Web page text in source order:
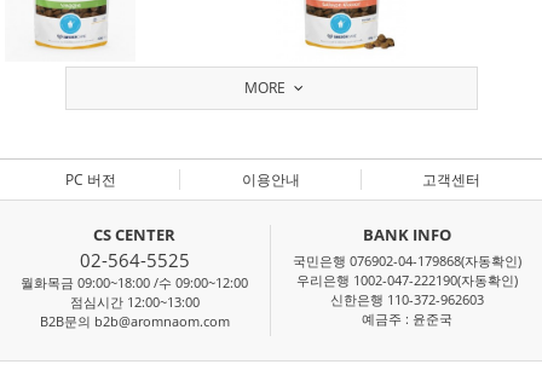
MORE
PC 버전 이용안내 고객센터
CS CENTER
02-564-5525
월화목금 09:00~18:00 /수 09:00~12:00
점심시간 12:00~13:00
B2B문의 b2b@aromnaom.com
BANK INFO
국민은행 076902-04-179868(자동확인)
우리은행 1002-047-222190(자동확인)
신한은행 110-372-962603
예금주 : 윤준국